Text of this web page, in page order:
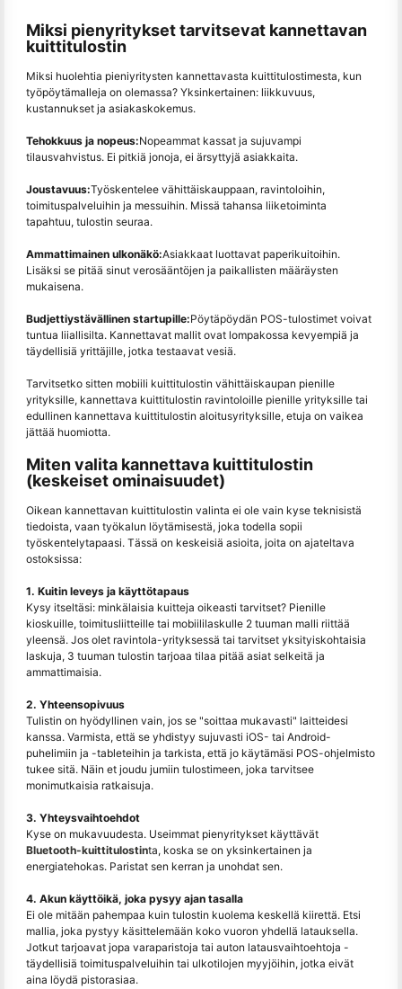
Miksi pienyritykset tarvitsevat kannettavan
kuittitulostin
Miksi huolehtia pieniyritysten kannettavasta kuittitulostimesta, kun
työpöytämalleja on olemassa? Yksinkertainen: liikkuvuus,
kustannukset ja asiakaskokemus.
Tehokkuus ja nopeus:Nopeammat kassat ja sujuvampi
tilausvahvistus. Ei pitkiä jonoja, ei ärsyttyjä asiakkaita.
Joustavuus:Työskentelee vähittäiskauppaan, ravintoloihin,
toimituspalveluihin ja messuihin. Missä tahansa liiketoiminta
tapahtuu, tulostin seuraa.
Ammattimainen ulkonäkö:Asiakkaat luottavat paperikuitoihin.
Lisäksi se pitää sinut verosääntöjen ja paikallisten määräysten
mukaisena.
Budjettiystävällinen startupille:Pöytäpöydän POS-tulostimet voivat
tuntua liiallisilta. Kannettavat mallit ovat lompakossa kevyempiä ja
täydellisiä yrittäjille, jotka testaavat vesiä.
Tarvitsetko sitten mobiili kuittitulostin vähittäiskaupan pienille
yrityksille, kannettava kuittitulostin ravintoloille pienille yrityksille tai
edullinen kannettava kuittitulostin aloitusyrityksille, etuja on vaikea
jättää huomiotta.
Miten valita kannettava kuittitulostin
(keskeiset ominaisuudet)
Oikean kannettavan kuittitulostin valinta ei ole vain kyse teknisistä
tiedoista, vaan työkalun löytämisestä, joka todella sopii
työskentelytapaasi. Tässä on keskeisiä asioita, joita on ajateltava
ostoksissa:
1. Kuitin leveys ja käyttötapaus
Kysy itseltäsi: minkälaisia kuitteja oikeasti tarvitset? Pienille
kioskuille, toimitusliitteille tai mobiililaskulle 2 tuuman malli riittää
yleensä. Jos olet ravintola-yrityksessä tai tarvitset yksityiskohtaisia
laskuja, 3 tuuman tulostin tarjoaa tilaa pitää asiat selkeitä ja
ammattimaisia.
2. Yhteensopivuus
Tulistin on hyödyllinen vain, jos se "soittaa mukavasti" laitteidesi
kanssa. Varmista, että se yhdistyy sujuvasti iOS- tai Android-
puhelimiin ja -tableteihin ja tarkista, että jo käytämäsi POS-ohjelmisto
tukee sitä. Näin et joudu jumiin tulostimeen, joka tarvitsee
monimutkaisia ​​ratkaisuja.
3. Yhteysvaihtoehdot
Kyse on mukavuudesta. Useimmat pienyritykset käyttävät
Bluetooth-kuittitulostinta, koska se on yksinkertainen ja
energiatehokas. Paristat sen kerran ja unohdat sen.
4. Akun käyttöikä, joka pysyy ajan tasalla
Ei ole mitään pahempaa kuin tulostin kuolema keskellä kiirettä. Etsi
mallia, joka pystyy käsittelemään koko vuoron yhdellä latauksella.
Jotkut tarjoavat jopa varaparistoja tai auton latausvaihtoehtoja -
täydellisiä toimituspalveluihin tai ulkotilojen myyjöihin, jotka eivät
aina löydä pistorasiaa.